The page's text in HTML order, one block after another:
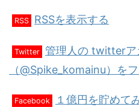
RSS RSSを表示する
Twitter 管理人の twitterア
（@Spike_komainu）を
Facebook
１億円を貯めて